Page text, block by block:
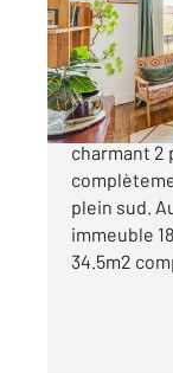
Boulevard
charmant 2
plein sud.
immeuble
34.5m2